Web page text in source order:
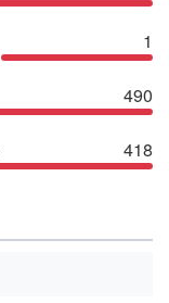
1
490
418